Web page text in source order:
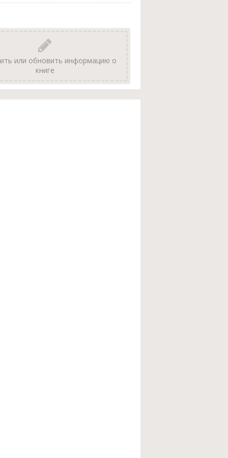
или обновить информацию о
книге